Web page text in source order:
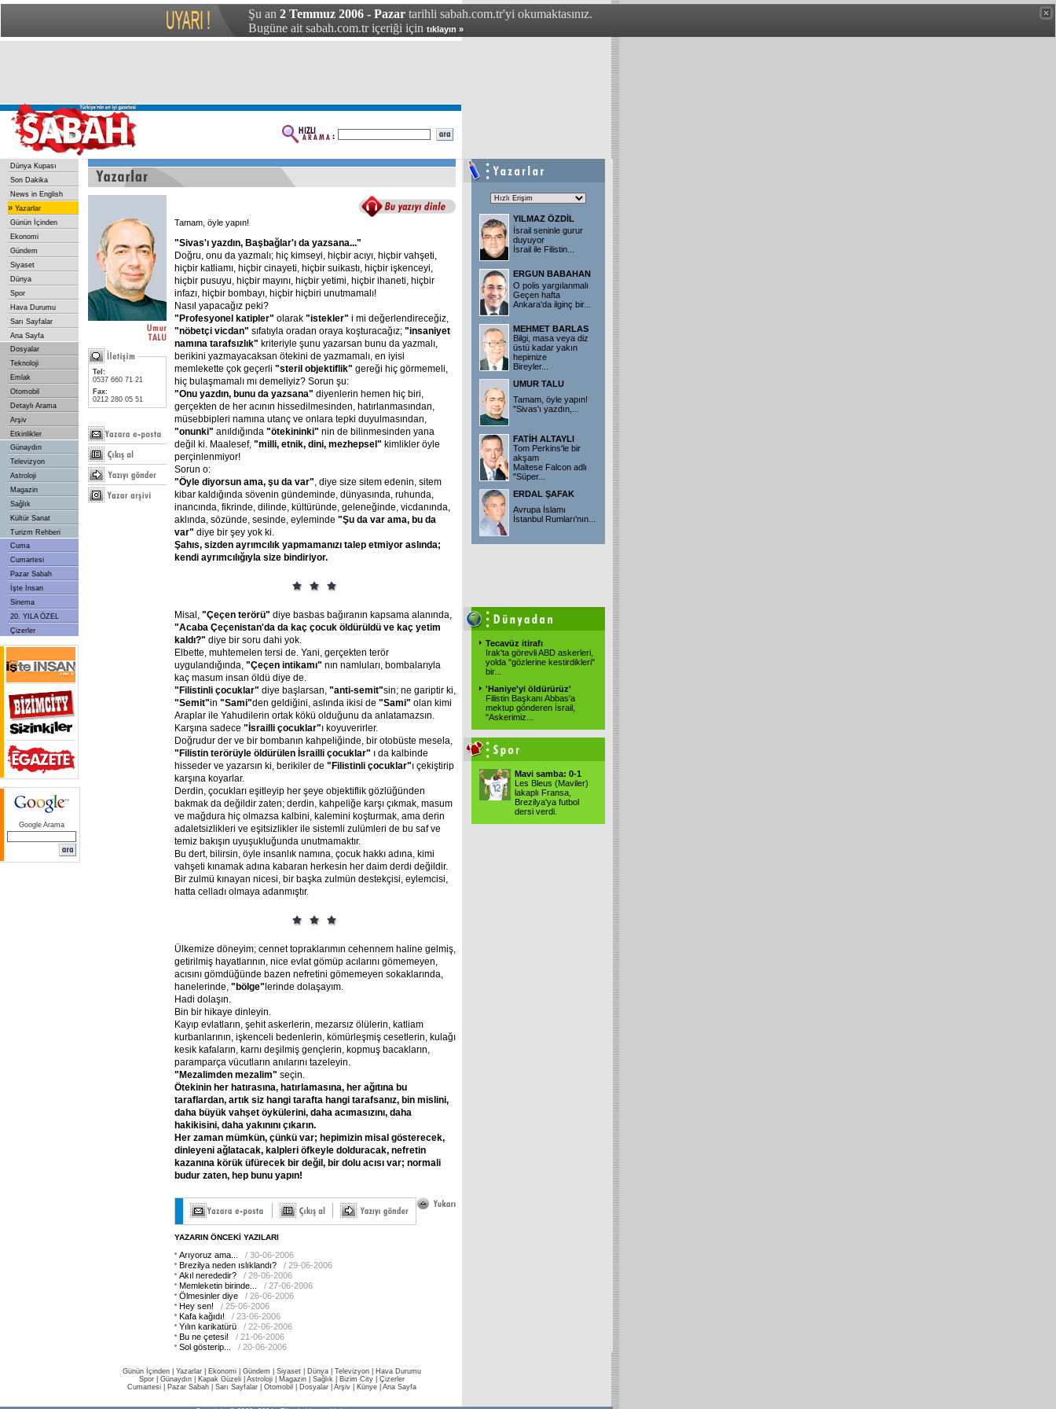
Şu an 2 Temmuz 2006 - Pazar tarihli sabah.com.tr'yi okumaktasınız.
Bugüne ait sabah.com.tr içeriği için tıklayın »
Dünya Kupası
Son Dakika
News in English
» Yazarlar
Günün İçinden
Ekonomi
Gündem
Siyaset
Dünya
Spor
Hava Durumu
Sarı Sayfalar
Ana Sayfa
Dosyalar
Teknoloji
Emlak
Otomobil
Detaylı Arama
Arşiv
Etkinlikler
Günaydın
Televizyon
Astroloji
Magazin
Sağlık
Kültür Sanat
Turizm Rehberi
Cuma
Cumartesi
Pazar Sabah
İşte İnsan
Sinema
20. YILA ÖZEL
Çizerler
Google Arama
Tel:
0537 660 71 21
Fax:
0212 280 05 51
Tamam, öyle yapın!
"Sivas'ı yazdın, Başbağlar'ı da yazsana..."
Doğru, onu da yazmalı; hiç kimseyi, hiçbir acıyı, hiçbir vahşeti,
hiçbir katliamı, hiçbir cinayeti, hiçbir suikastı, hiçbir işkenceyi,
hiçbir pusuyu, hiçbir mayını, hiçbir yetimi, hiçbir ihaneti, hiçbir
infazı, hiçbir bombayı, hiçbir hiçbiri unutmamalı!
Nasıl yapacağız peki?
"Profesyonel katipler" olarak "istekler" i mi değerlendireceğiz,
"nöbetçi vicdan" sıfatıyla oradan oraya koşturacağız; "insaniyet
namına tarafsızlık" kriteriyle şunu yazarsan bunu da yazmalı,
berikini yazmayacaksan ötekini de yazmamalı, en iyisi
memlekette çok geçerli "steril objektiflik" gereği hiç görmemeli,
hiç bulaşmamalı mı demeliyiz? Sorun şu:
"Onu yazdın, bunu da yazsana" diyenlerin hemen hiç biri,
gerçekten de her acının hissedilmesinden, hatırlanmasından,
müsebbipleri namına utanç ve onlara tepki duyulmasından,
"onunki" anıldığında "ötekininki" nin de bilinmesinden yana
değil ki. Maalesef, "milli, etnik, dini, mezhepsel" kimlikler öyle
perçinlenmiyor!
Sorun o:
"Öyle diyorsun ama, şu da var", diye size sitem edenin, sitem
kibar kaldığında sövenin gündeminde, dünyasında, ruhunda,
inancında, fikrinde, dilinde, kültüründe, geleneğinde, vicdanında,
aklında, sözünde, sesinde, eyleminde "Şu da var ama, bu da
var" diye bir şey yok ki.
Şahıs, sizden ayrımcılık yapmamanızı talep etmiyor aslında;
kendi ayrımcılığıyla size bindiriyor.
Misal, "Çeçen terörü" diye basbas bağıranın kapsama alanında,
"Acaba Çeçenistan'da da kaç çocuk öldürüldü ve kaç yetim
kaldı?" diye bir soru dahi yok.
Elbette, muhtemelen tersi de. Yani, gerçekten terör
uygulandığında, "Çeçen intikamı" nın namluları, bombalarıyla
kaç masum insan öldü diye de.
"Filistinli çocuklar" diye başlarsan, "anti-semit"sin; ne gariptir ki,
"Semit"in "Sami"den geldiğini, aslında ikisi de "Sami" olan kimi
Araplar ile Yahudilerin ortak kökü olduğunu da anlatamazsın.
Karşına sadece "İsrailli çocuklar"ı koyuverirler.
Doğrudur der ve bir bombanın kahpeliğinde, bir otobüste mesela,
"Filistin terörüyle öldürülen İsrailli çocuklar" ı da kalbinde
hisseder ve yazarsın ki, berikiler de "Filistinli çocuklar"ı çekiştirip
karşına koyarlar.
Derdin, çocukları eşitleyip her şeye objektiflik gözlüğünden
bakmak da değildir zaten; derdin, kahpeliğe karşı çıkmak, masum
ve mağdura hiç olmazsa kalbini, kalemini koşturmak, ama derin
adaletsizlikleri ve eşitsizlikler ile sistemli zulümleri de bu saf ve
temiz bakışın uyuşukluğunda unutmamaktır.
Bu dert, bilirsin, öyle insanlık namına, çocuk hakkı adına, kimi
vahşeti kınamak adına kabaran herkesin her daim derdi değildir.
Bir zulmü kınayan nicesi, bir başka zulmün destekçisi, eylemcisi,
hatta celladı olmaya adanmıştır.
Ülkemize döneyim; cennet topraklarımın cehennem haline gelmiş,
getirilmiş hayatlarının, nice evlat gömüp acılarını gömemeyen,
acısını gömdüğünde bazen nefretini gömemeyen sokaklarında,
hanelerinde, "bölge" lerinde dolaşayım.
Hadi dolaşın.
Bin bir hikaye dinleyin.
Kayıp evlatların, şehit askerlerin, mezarsız ölülerin, katliam
kurbanlarının, işkenceli bedenlerin, kömürleşmiş cesetlerin, kulağı
kesik kafaların, karnı deşilmiş gençlerin, kopmuş bacakların,
paramparça vücutların anılarını tazeleyin.
"Mezalimden mezalim" seçin.
Ötekinin her hatırasına, hatırlamasına, her ağıtına bu
taraflardan, artık siz hangi tarafta hangi tarafsanız, bin mislini,
daha büyük vahşet öykülerini, daha acımasızını, daha
hakikisini, daha yakınını çıkarın.
Her zaman mümkün, çünkü var; hepimizin misal gösterecek,
dinleyeni ağlatacak, kalpleri öfkeyle dolduracak, nefretin
kazanına körük üfürecek bir değil, bir dolu acısı var; normali
budur zaten, hep bunu yapın!
YAZARIN ÖNCEKİ YAZILARI
Arıyoruz ama...
/ 30-06-2006
Brezilya neden ıslıklandı?
/ 29-06-2006
Akıl nerededir?
/ 28-06-2006
Memleketin birinde...
/ 27-06-2006
Ölmesinler diye
/ 26-06-2006
Hey sen!
/ 25-06-2006
Kafa kağıdı!
/ 23-06-2006
Yılın karikatürü
/ 22-06-2006
Bu ne çetesi!
/ 21-06-2006
Sol gösterip...
/ 20-06-2006
YILMAZ ÖZDİL
İsrail seninle gurur
duyuyor
İsrail ile Filistin...
ERGUN BABAHAN
O polis yargılanmalı
Geçen hafta
Ankara'da ilginç bir...
MEHMET BARLAS
Bilgi, masa veya diz
üstü kadar yakın
hepimize
Bireyler...
UMUR TALU
Tamam, öyle yapın!
"Sivas'ı yazdın,...
FATİH ALTAYLI
Tom Perkins'le bir
akşam
Maltese Falcon adlı
"Süper...
ERDAL ŞAFAK
Avrupa İslamı
İstanbul Rumları'nın...
Tecavüz itirafı
Irak'ta görevli ABD askerleri,
yolda "gözlerine kestirdikleri"
bir...
'Haniye'yi öldürürüz'
Filistin Başkanı Abbas'a
mektup gönderen İsrail,
"Askerimiz...
Mavi samba: 0-1
Les Bleus (Maviler)
lakaplı Fransa,
Brezilya'ya futbol
dersi verdi.
Günün İçinden Yazarlar Ekonomi Gündem Siyaset Dünya | Televizyon
Hava Durumu
Spor
Günaydın Kapak Güzeli Astroloji Magazin Sağlık Bizim City
Çizerler
Cumartesi
Pazar Sabah Sarı Sayfalar Otomobil Dosyalar Arşiv Künye Ana Sayfa